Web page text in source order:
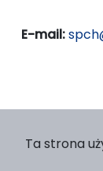
E-mail:
Ta strona